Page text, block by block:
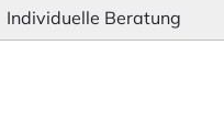
Individuelle Beratung